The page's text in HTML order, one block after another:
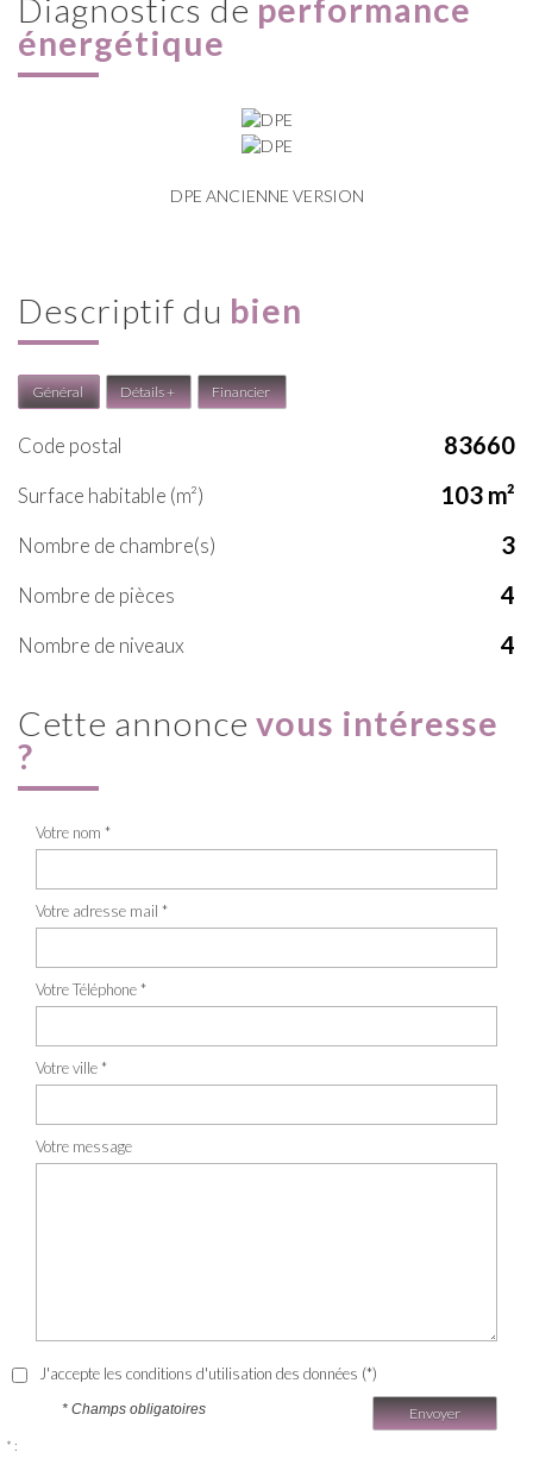
diagnostics de performance
énergétique
DPE ANCIENNE VERSION
descriptif du bien
Général Détails + Financier
Code postal 83660
Surface habitable (m²) 103 m²
Nombre de chambre(s) 3
Nombre de pièces 4
Nombre de niveaux 4
cette annonce vous intéresse
?
Votre nom *
Votre adresse mail *
Votre Téléphone *
Votre ville *
Votre message
J'accepte les conditions d'utilisation des données (*)
Envoyer
* Champs obligatoires
* :